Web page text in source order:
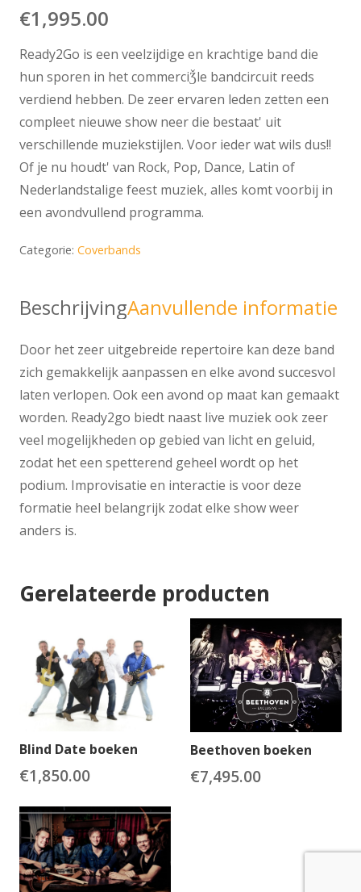
€1,995.00
Ready2Go is een veelzijdige en krachtige band die
hun sporen in het commerciǮle bandcircuit reeds
verdiend hebben. De zeer ervaren leden zetten een
compleet nieuwe show neer die bestaat' uit
verschillende muziekstijlen. Voor ieder wat wils dus!!
Of je nu houdt' van Rock, Pop, Dance, Latin of
Nederlandstalige feest muziek, alles komt voorbij in
een avondvullend programma.
Categorie: Coverbands
BeschrijvingAanvullende informatie
Door het zeer uitgebreide repertoire kan deze band
zich gemakkelijk aanpassen en elke avond succesvol
laten verlopen. Ook een avond op maat kan gemaakt
worden. Ready2go biedt naast live muziek ook zeer
veel mogelijkheden op gebied van licht en geluid,
zodat het een spetterend geheel wordt op het
podium. Improvisatie en interactie is voor deze
formatie heel belangrijk zodat elke show weer
anders is.
Gerelateerde producten
Blind Date boeken
€1,850.00
Beethoven boeken
€7,495.00